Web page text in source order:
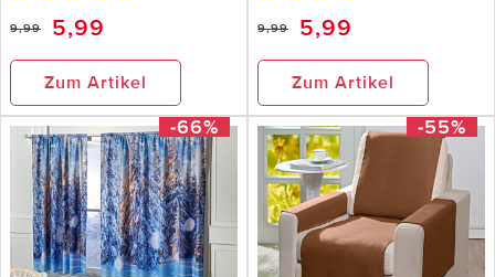
9,99 5,99
Zum Artikel
9,99 5,99
Zum Artikel
-66% -55%